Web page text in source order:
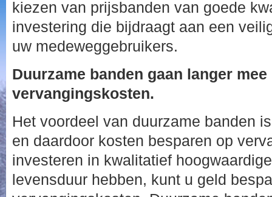
kiezen van prijsbanden van goede
investering die bijdraagt aan een
uw medeweggebruikers.
Duurzame banden gaan langer
vervangingskosten.
Het voordeel van duurzame banden
en daardoor kosten besparen op
investeren in kwalitatief
levensduur hebben, kunt u geld